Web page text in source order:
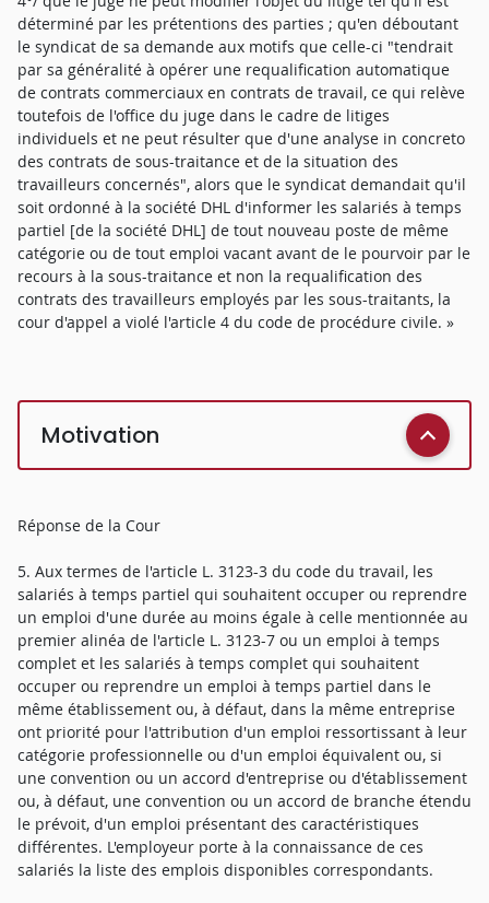
déterminé par les prétentions des parties ; qu'en déboutant
le syndicat de sa demande aux motifs que celle-ci "tendrait
par sa généralité à opérer une requalification automatique
de contrats commerciaux en contrats de travail, ce qui relève
toutefois de l'office du juge dans le cadre de litiges
individuels et ne peut résulter que d'une analyse in concreto
des contrats de sous-traitance et de la situation des
travailleurs concernés", alors que le syndicat demandait qu'il
soit ordonné à la société DHL d'informer les salariés à temps
partiel [de la société DHL] de tout nouveau poste de même
catégorie ou de tout emploi vacant avant de le pourvoir par le
recours à la sous-traitance et non la requalification des
contrats des travailleurs employés par les sous-traitants, la
cour d'appel a violé l'article 4 du code de procédure civile. »
Motivation
Réponse de la Cour
5. Aux termes de l'article L. 3123-3 du code du travail, les
salariés à temps partiel qui souhaitent occuper ou reprendre
un emploi d'une durée au moins égale à celle mentionnée au
premier alinéa de l'article L. 3123-7 ou un emploi à temps
complet et les salariés à temps complet qui souhaitent
occuper ou reprendre un emploi à temps partiel dans le
même établissement ou, à défaut, dans la même entreprise
ont priorité pour l'attribution d'un emploi ressortissant à leur
catégorie professionnelle ou d'un emploi équivalent ou, si
une convention ou un accord d'entreprise ou d'établissement
ou, à défaut, une convention ou un accord de branche étendu
le prévoit, d'un emploi présentant des caractéristiques
différentes. L'employeur porte à la connaissance de ces
salariés la liste des emplois disponibles correspondants.